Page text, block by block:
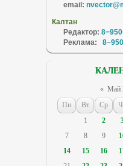
email:
Калтан
Редактор:
Реклама:
« Май
Пн
Вт Ср
1
2
7
8 9
14
15 16